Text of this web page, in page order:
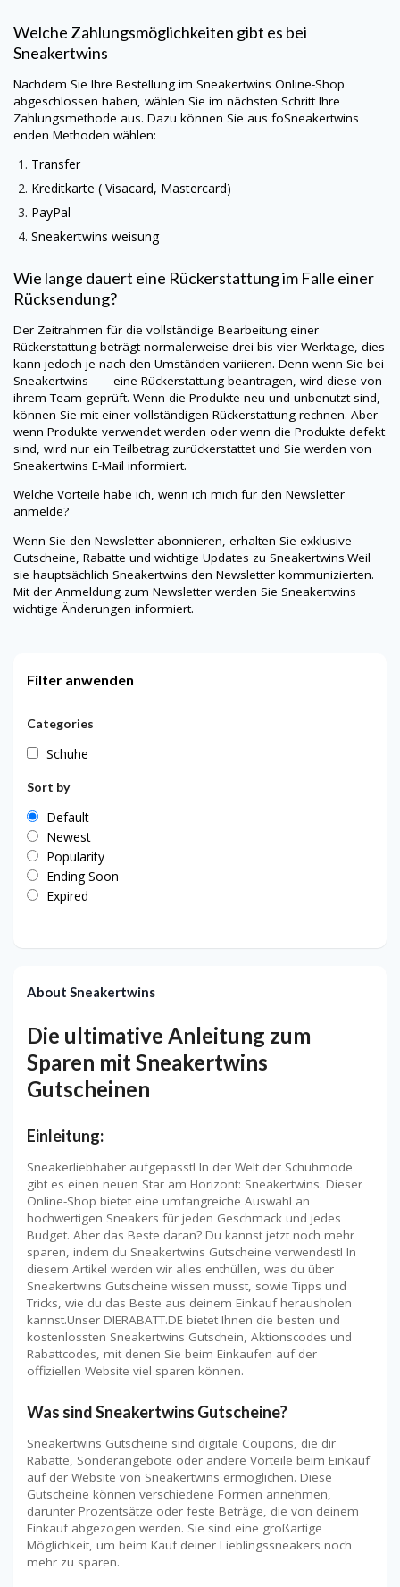
Welche Zahlungsmöglichkeiten gibt es bei
Sneakertwins
Nachdem Sie Ihre Bestellung im Sneakertwins Online-Shop
abgeschlossen haben, wählen Sie im nächsten Schritt Ihre
Zahlungsmethode aus. Dazu können Sie aus foSneakertwins
enden Methoden wählen:
Transfer
Kreditkarte ( Visacard, Mastercard)
PayPal
Sneakertwins weisung
Wie lange dauert eine Rückerstattung im Falle einer
Rücksendung?
Der Zeitrahmen für die vollständige Bearbeitung einer
Rückerstattung beträgt normalerweise drei bis vier Werktage, dies
kann jedoch je nach den Umständen variieren. Denn wenn Sie bei
Sneakertwins eine Rückerstattung beantragen, wird diese von
ihrem Team geprüft. Wenn die Produkte neu und unbenutzt sind,
können Sie mit einer vollständigen Rückerstattung rechnen. Aber
wenn Produkte verwendet werden oder wenn die Produkte defekt
sind, wird nur ein Teilbetrag zurückerstattet und Sie werden von
Sneakertwins E-Mail informiert.
Welche Vorteile habe ich, wenn ich mich für den Newsletter
anmelde?
Wenn Sie den Newsletter abonnieren, erhalten Sie exklusive
Gutscheine, Rabatte und wichtige Updates zu Sneakertwins.Weil
sie hauptsächlich Sneakertwins den Newsletter kommunizierten.
Mit der Anmeldung zum Newsletter werden Sie Sneakertwins
wichtige Änderungen informiert.
Filter anwenden
Categories
Schuhe
Sort by
Default
Newest
Popularity
Ending Soon
Expired
About Sneakertwins
Die ultimative Anleitung zum
Sparen mit Sneakertwins
Gutscheinen
Einleitung:
Sneakerliebhaber aufgepasst! In der Welt der Schuhmode
gibt es einen neuen Star am Horizont: Sneakertwins. Dieser
Online-Shop bietet eine umfangreiche Auswahl an
hochwertigen Sneakers für jeden Geschmack und jedes
Budget. Aber das Beste daran? Du kannst jetzt noch mehr
sparen, indem du Sneakertwins Gutscheine verwendest! In
diesem Artikel werden wir alles enthüllen, was du über
Sneakertwins Gutscheine wissen musst, sowie Tipps und
Tricks, wie du das Beste aus deinem Einkauf herausholen
kannst.Unser DIERABATT.DE bietet Ihnen die besten und
kostenlossten Sneakertwins Gutschein, Aktionscodes und
Rabattcodes, mit denen Sie beim Einkaufen auf der
offiziellen Website viel sparen können.
Was sind Sneakertwins Gutscheine?
Sneakertwins Gutscheine sind digitale Coupons, die dir
Rabatte, Sonderangebote oder andere Vorteile beim Einkauf
auf der Website von Sneakertwins ermöglichen. Diese
Gutscheine können verschiedene Formen annehmen,
darunter Prozentsätze oder feste Beträge, die von deinem
Einkauf abgezogen werden. Sie sind eine großartige
Möglichkeit, um beim Kauf deiner Lieblingssneakers noch
mehr zu sparen.